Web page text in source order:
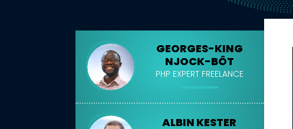
GEORGES-KING
NJOCK-BÔT
PHP EXPERT FREELANCE
ALBIN KESTER